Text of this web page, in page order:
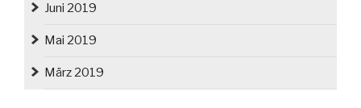
Juni 2019
Mai 2019
März 2019